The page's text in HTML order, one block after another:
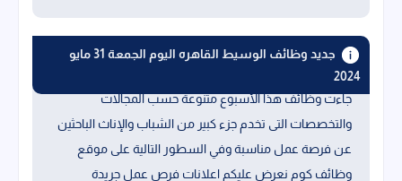
جديد وظائف الوسيط القاهره اليوم الجمعة 31 مايو
2024
جاءت وظائف هذا الأسبوع متنوعة حسب المجالات
والتخصصات التى تخدم جزء كبير من الشباب والإناث الباحثين
عن فرصة عمل مناسبة وفي السطور التالية على موقع
وظائف كوم نعرض عليكم اعلانات فرص عمل جريدة